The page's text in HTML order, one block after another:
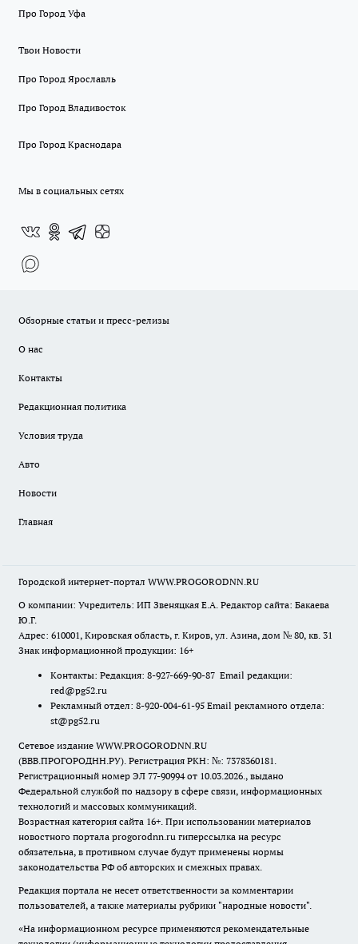
Про Город Уфа
Твои Новости
Про Город Ярославль
Про Город Владивосток
Про Город Краснодара
Мы в социальных сетях
Обзорные статьи и пресс-релизы
О нас
Контакты
Редакционная политика
Условия труда
Авто
Новости
Главная
Городской интернет-портал WWW.PROGORODNN.RU
О компании: Учредитель: ИП Звеняцкая Е.А. Редактор сайта: Бакаева
Ю.Г.
Адрес: 610001, Кировская область, г. Киров, ул. Азина, дом № 80, кв. 31
Знак информационной продукции: 16+
Контакты: Редакция: 8-927-669-90-87 Email редакции:
red@pg52.ru
Рекламный отдел: 8-920-004-61-95 Email рекламного отдела:
st@pg52.ru
Сетевое издание WWW.PROGORODNN.RU
(ВВВ.ПРОГОРОДНН.РУ). Регистрация РКН: №: 7378360181.
Регистрационный номер ЭЛ 77-90994 от 10.03.2026., выдано
Федеральной службой по надзору в сфере связи, информационных
технологий и массовых коммуникаций.
Возрастная категория сайта 16+. При использовании материалов
новостного портала progorodnn.ru гиперссылка на ресурс
обязательна, в противном случае будут применены нормы
законодательства РФ об авторских и смежных правах.
Редакция портала не несет ответственности за комментарии
пользователей, а также материалы рубрики "народные новости".
«На информационном ресурсе применяются рекомендательные